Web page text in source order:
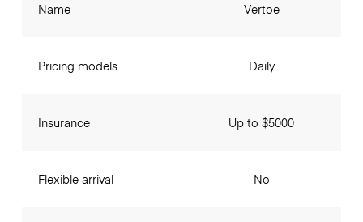
Name
Pricing models
Insurance
Flexible arrival
Vertoe
Daily
Up to $5000
No